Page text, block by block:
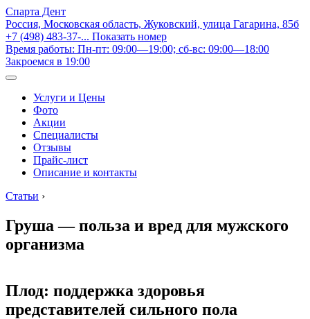
Спарта Дент
Россия, Московская область, Жуковский, улица Гагарина, 85б
+7 (498) 483-37-... Показать номер
Время работы: Пн-пт: 09:00—19:00; сб-вс: 09:00—18:00
Закроемся в 19:00
Услуги и Цены
Фото
Акции
Специалисты
Отзывы
Прайс-лист
Описание и контакты
Статьи ›
Груша — польза и вред для мужского
организма
Плод: поддержка здоровья
представителей сильного пола